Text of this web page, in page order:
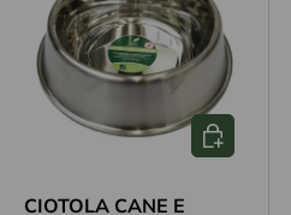
CIOTOLA CANE E
Aggiungi